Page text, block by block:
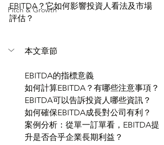
Pitch & Growth
EBITDA？它如何影響投資人看法及市場
評估？
本文章節
EBITDA的指標意義
如何計算EBITDA？有哪些注意事項？
EBITDA可以告訴投資人哪些資訊？
如何確保EBITDA成長對公司有利？
案例分析：從單一訂單看，EBITDA提
升是否合乎企業長期利益？